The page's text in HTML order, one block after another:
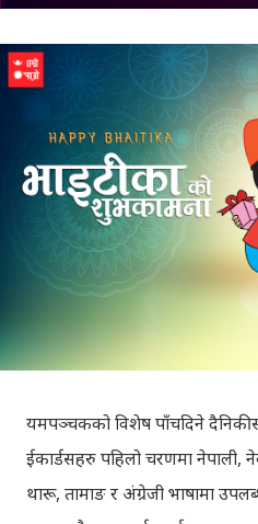
यमपञ्चकको विशेष पाँचदिने
ईकार्डसहरु पहिलो चरणमा नेपाली,
थारू, तामाङ र अंग्रेजी भाषामा